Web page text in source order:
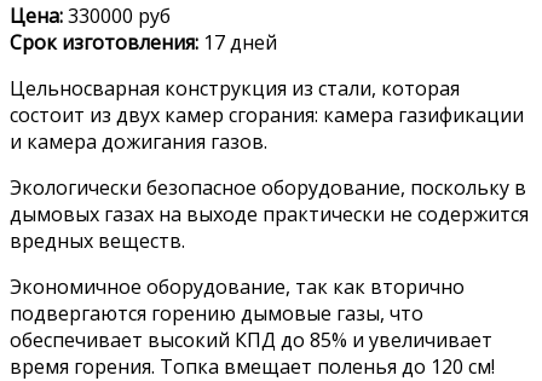
Цена:330000 руб
Срок изготовления: 17 дней
Цельносварная конструкция из стали, которая
состоит из двух камер сгорания: камера газификации
и камера дожигания газов.
Экологически безопасное оборудование, поскольку в
дымовых газах на выходе практически не содержится
вредных веществ.
Экономичное оборудование, так как вторично
подвергаются горению дымовые газы, что
обеспечивает высокий КПД до 85% и увеличивает
время горения. Топка вмещает поленья до 120 см!